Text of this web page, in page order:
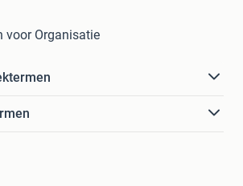
voor Organisatie